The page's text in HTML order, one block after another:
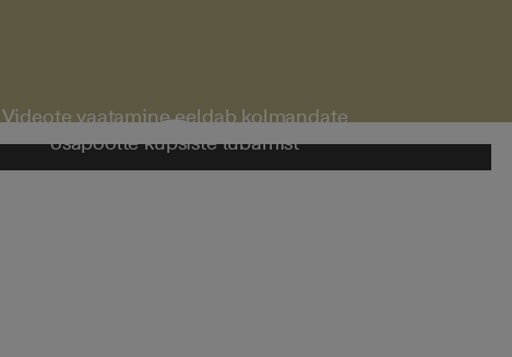
Videote vaatamine eeldab kolmandate
osapoolte küpsiste lubamist